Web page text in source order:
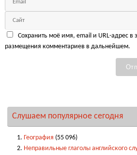
Сохранить моё имя, email и URL-адрес в
размещения комментариев в дальнейшем.
Слушаем популярное сегодня
География (55 096)
Неправильные глаголы английского